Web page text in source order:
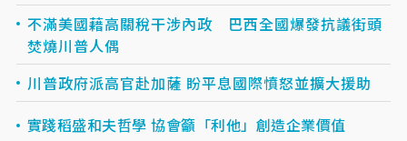
不滿美國藉高關稅干涉內政 巴西全國爆發抗議街頭
焚燒川普人偶
川普政府派高官赴加薩 盼平息國際憤怒並擴大援助
實踐稻盛和夫哲學 協會籲「利他」創造企業價值